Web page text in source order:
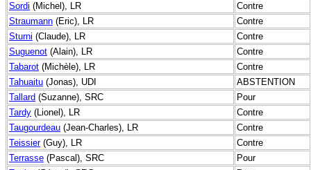
Sordi (Michel), LR
Contre
Straumann (Eric), LR
Contre
Sturni (Claude), LR
Contre
Suguenot (Alain), LR
Contre
Tabarot (Michèle), LR
Contre
Tahuaitu (Jonas), UDI
ABSTENTION
Tallard (Suzanne), SRC
Pour
Tardy (Lionel), LR
Contre
Taugourdeau (Jean-Charles), LR
Contre
Teissier(Guy), LR
Contre
Terrasse (Pascal), SRC
Pour